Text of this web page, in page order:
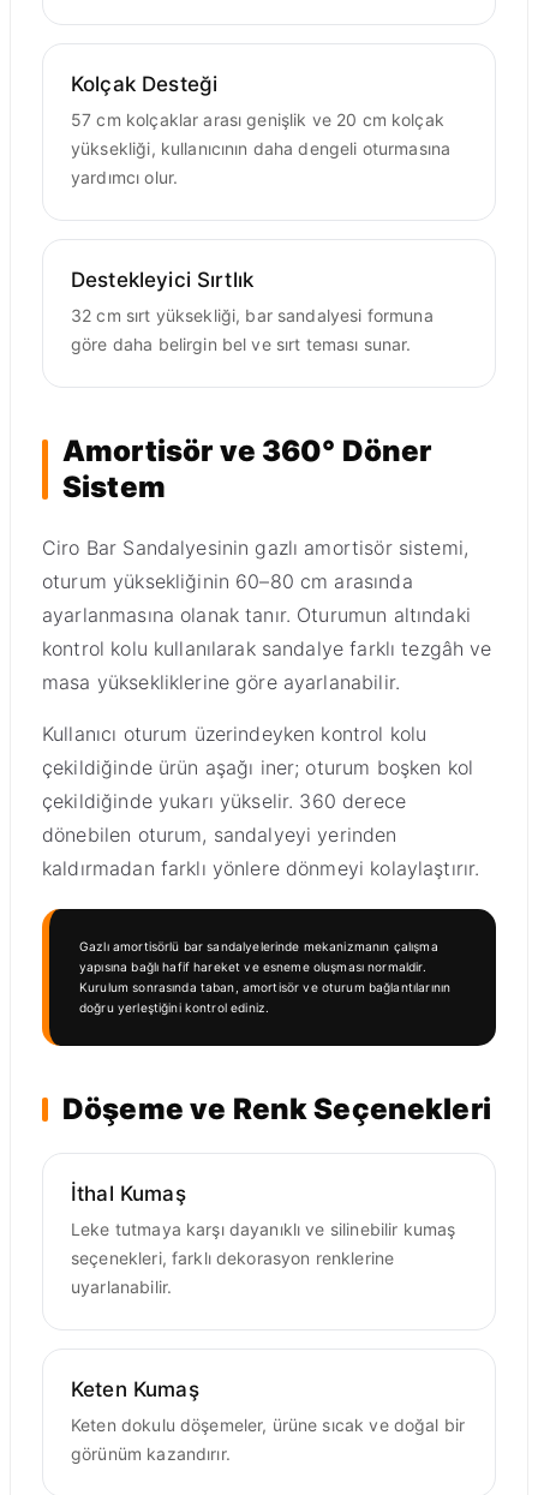
Kolçak Desteği
57 cm kolçaklar arası genişlik ve 20 cm kolçak
yüksekliği, kullanıcının daha dengeli oturmasına
yardımcı olur.
Destekleyici Sırtlık
32 cm sırt yüksekliği, bar sandalyesi formuna
göre daha belirgin bel ve sırt teması sunar.
Amortisör ve 360° Döner
Sistem
Ciro Bar Sandalyesinin gazlı amortisör sistemi,
oturum yüksekliğinin 60–80 cm arasında
ayarlanmasına olanak tanır. Oturumun altındaki
kontrol kolu kullanılarak sandalye farklı tezgâh ve
masa yüksekliklerine göre ayarlanabilir.
Kullanıcı oturum üzerindeyken kontrol kolu
çekildiğinde ürün aşağı iner; oturum boşken kol
çekildiğinde yukarı yükselir. 360 derece
dönebilen oturum, sandalyeyi yerinden
kaldırmadan farklı yönlere dönmeyi kolaylaştırır.
Gazlı amortisörlü bar sandalyelerinde mekanizmanın çalışma
yapısına bağlı hafif hareket ve esneme oluşması normaldir.
Kurulum sonrasında taban, amortisör ve oturum bağlantılarının
doğru yerleştiğini kontrol ediniz.
Döşeme ve Renk Seçenekleri
İthal Kumaş
Leke tutmaya karşı dayanıklı ve silinebilir kumaş
seçenekleri, farklı dekorasyon renklerine
uyarlanabilir.
Keten Kumaş
Keten dokulu döşemeler, ürüne sıcak ve doğal bir
görünüm kazandırır.